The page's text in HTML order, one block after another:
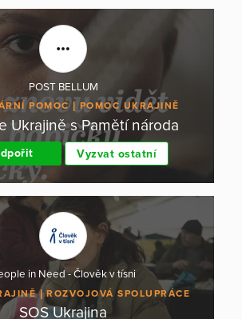
POST BELLUM
POMOC POMOC UKRAJINĚ
Ukrajině s Pamětí národa
Vyzvat ostatní
in Need - Člověk v tísni
ROZVOJOVÁ SPOLUPRÁCE
SOS Ukrajina